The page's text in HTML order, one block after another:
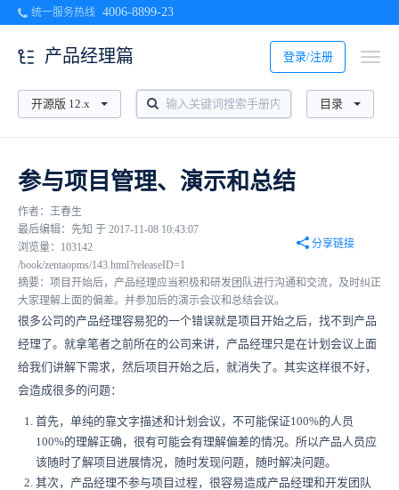
统一服务热线 4006-8899-23
登录/注册
产品经理篇
开源版 12.x 目录
参与项目管理、演示和总结
作者：王春生
最后编辑：先知 于 2017-11-08 10:43:07
浏览量：103142
分享链接
/book/zentaopms/143.html?releaseID=1
摘要：项目开始后，产品经理应当积极和研发团队进行沟通和交流，及时纠正
大家理解上面的偏差。并参加后的演示会议和总结会议。
很多公司的产品经理容易犯的一个错误就是项目开始之后，找不到产品
经理了。就拿笔者之前所在的公司来讲，产品经理只是在计划会议上面
给我们讲解下需求，然后项目开始之后，就消失了。其实这样很不好，
会造成很多的问题：
首先，单纯的靠文字描述和计划会议，不可能保证100%的人员
100%的理解正确，很有可能会有理解偏差的情况。所以产品人员应
该随时了解项目进展情况，随时发现问题，随时解决问题。
其次，产品经理不参与项目过程，很容易造成产品经理和开发团队